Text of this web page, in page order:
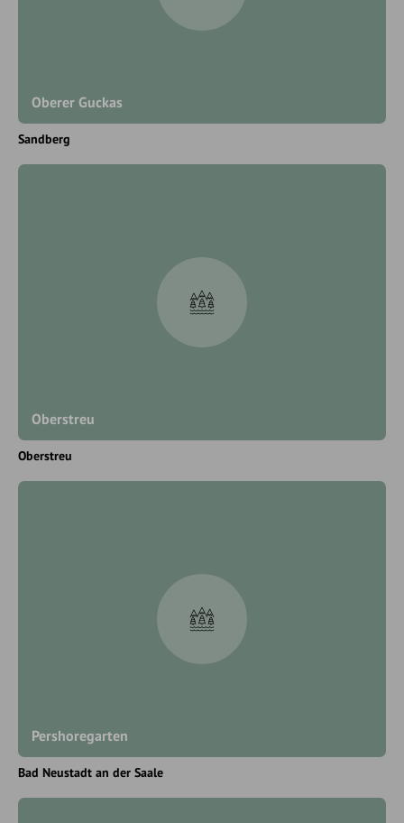
Oberer Guckas
Sandberg
Oberstreu
Oberstreu
Pershoregarten
Bad Neustadt an der Saale